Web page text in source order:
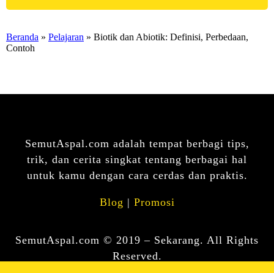
Beranda » Pelajaran » Biotik dan Abiotik: Definisi, Perbedaan,
Contoh
SemutAspal.com adalah tempat berbagi tips,
trik, dan cerita singkat tentang berbagai hal
untuk kamu dengan cara cerdas dan praktis.
Blog | Promosi
SemutAspal.com © 2019 – Sekarang. All Rights
Reserved.